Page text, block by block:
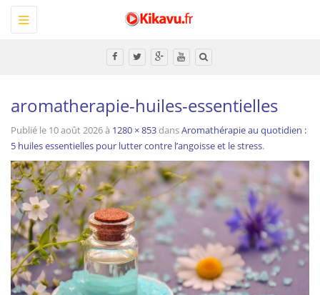
Toggle
navigation
aromatherapie-huiles-essentielles
Publié le 10 août 2026à 1280 × 853dansAromathérapie au quotidien :
5 huiles essentielles pour lutter contre l’angoisse et le stress.